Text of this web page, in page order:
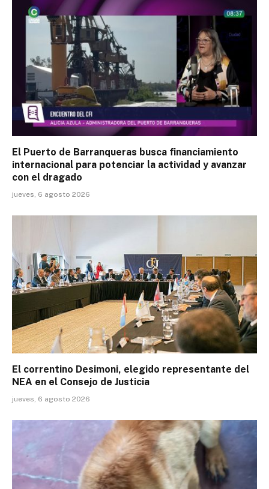
El Puerto de Barranqueras busca financiamiento
internacional para potenciar la actividad y avanzar
con el dragado
jueves, 6 agosto 2026
El correntino Desimoni, elegido representante del
NEA en el Consejo de Justicia
jueves, 6 agosto 2026